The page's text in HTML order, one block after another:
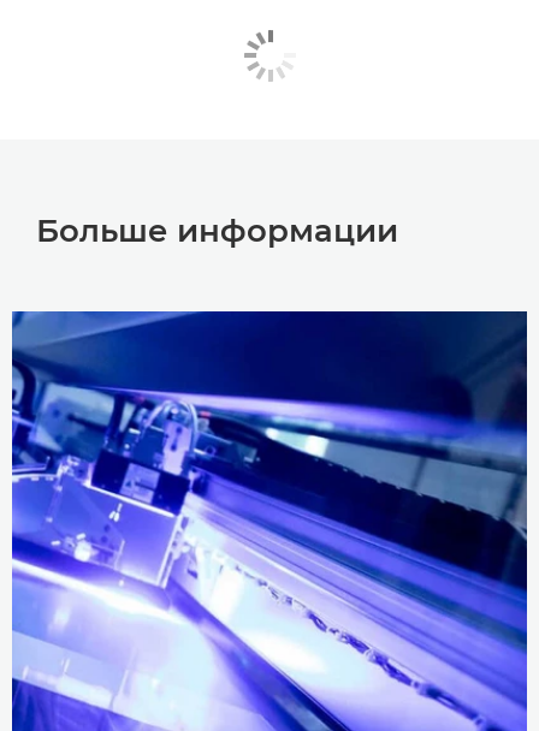
Больше информации